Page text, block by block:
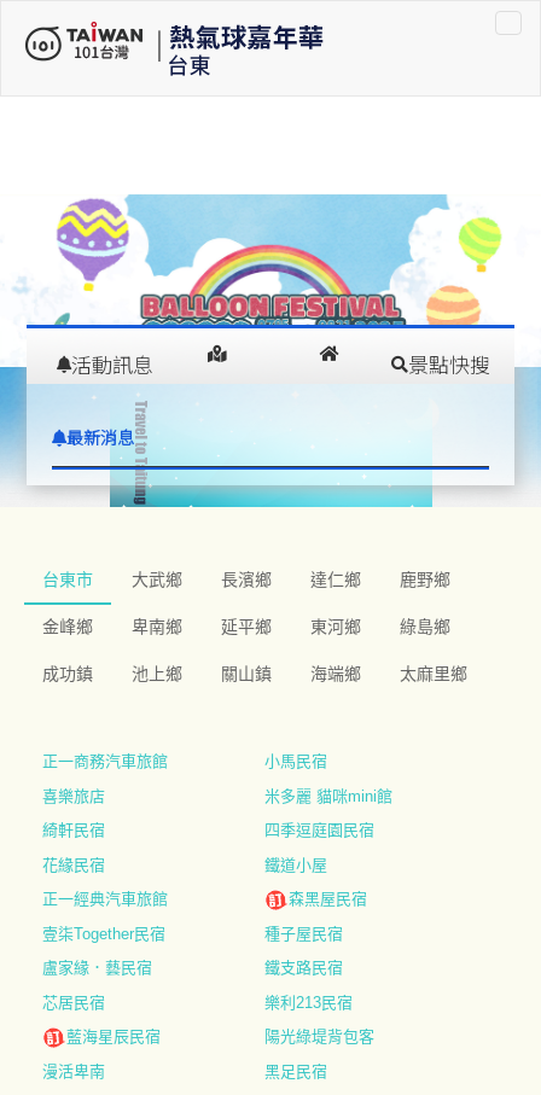
車
活動訊息
景點快搜
最新消息
台東市 大武鄉 長濱鄉 達仁鄉 鹿野鄉
金峰鄉 卑南鄉 延平鄉 東河鄉 綠島鄉
成功鎮 池上鄉 關山鎮 海端鄉 太麻里鄉
正一商務汽車旅館
小馬民宿
喜樂旅店
米多麗 貓咪mini館
綺軒民宿
四季逗庭園民宿
花緣民宿
鐵道小屋
正一經典汽車旅館
森黑屋民宿
壹柒Together民宿
種子屋民宿
盧家緣．藝民宿
鐵支路民宿
芯居民宿
樂利213民宿
藍海星辰民宿
陽光綠堤背包客
漫活卑南
黑足民宿